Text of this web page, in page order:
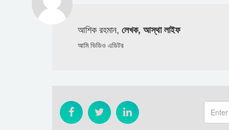
আশিক রহমান, লেখক, আস্থা লাইফ
আমি ভিডিও এডিটর